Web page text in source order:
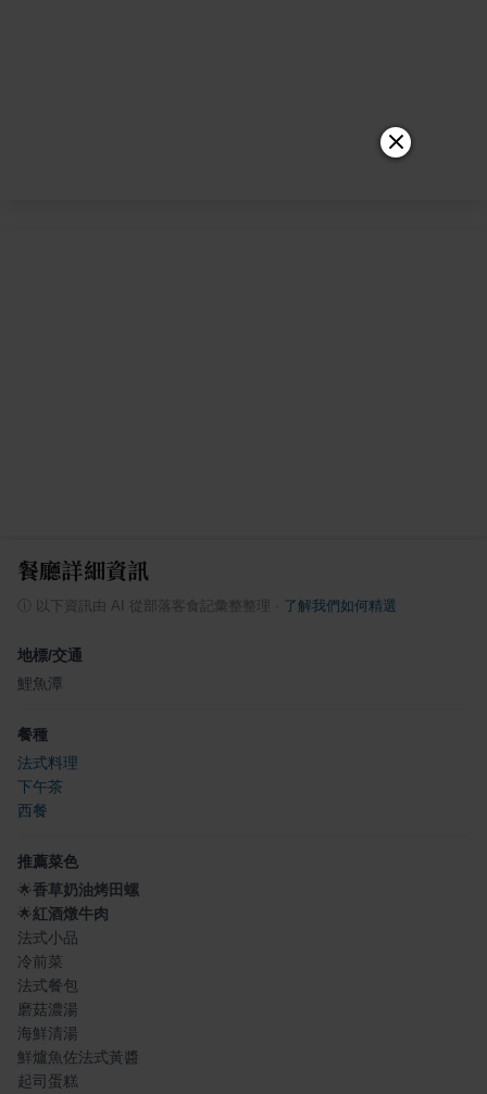
餐廳詳細資訊
以下資訊由 AI 從部落客食記彙整整理 了解我們如何精選
地標/交通
鯉魚潭
餐種
法式料理
下午茶
西餐
推薦菜色
🌟香草奶油烤田螺
🌟紅酒燉牛肉
法式小品
冷前菜
法式餐包
磨菇濃湯
海鮮清湯
鮮爐魚佐法式黃醬
起司蛋糕